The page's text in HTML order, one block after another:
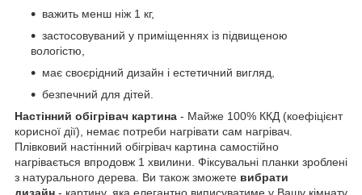
важить менш ніж 1 кг,
застосовуваний у приміщеннях із підвищеною
вологістю,
має своєрідний дизайн і естетичний вигляд,
безпечний для дітей.
Настінний обігрівач картина - Майже 100% ККД (коефіцієнт
корисної дії), немає потреби нагрівати сам нагрівач.
Плівковий настінний обігрівач картина самостійно
нагрівається впродовж 1 хвилини. Фіксувальні планки зроблені
з натурального дерева. Ви також зможете вибрати